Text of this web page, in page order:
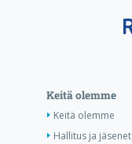
Keitä olemme
Keitä olemme
Hallitus ja jäsenet